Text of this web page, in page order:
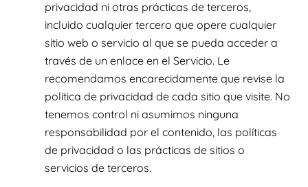
privacidad ni otras prácticas de terceros,
incluido cualquier tercero que opere cualquier
sitio web o servicio al que se pueda acceder a
través de un enlace en el Servicio. Le
recomendamos encarecidamente que revise la
política de privacidad de cada sitio que visite. No
tenemos control ni asumimos ninguna
responsabilidad por el contenido, las políticas
de privacidad o las prácticas de sitios o
servicios de terceros.